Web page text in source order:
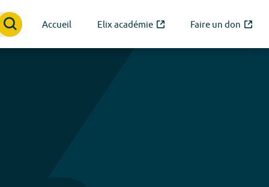
Accueil Elix académie Faire un don